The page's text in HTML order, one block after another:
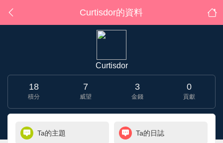
Curtisdor的資料
Curtisdor
18
積分
7
威望
3
金錢
0
貢獻
Ta的主題 Ta的日誌